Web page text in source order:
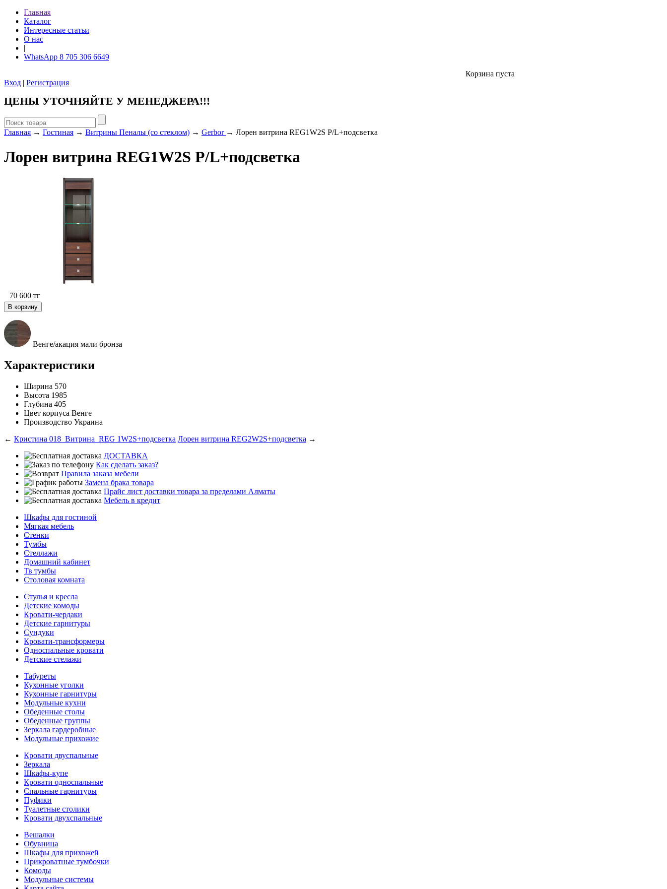
Главная
Каталог
Интересные статьи
О нас
|
WhatsApp 8 705 306 6649
Корзина пуста
Вход | Регистрация
ЦЕНЫ УТОЧНЯЙТЕ У МЕНЕДЖЕРА!!!
Главная → Гостиная → Витрины Пеналы (со стеклом) → Gerbor → Лорен витрина REG1W2S P/L+подсветка
Лорен витрина REG1W2S P/L+подсветка
70 600 тг
В корзину
Венге/акация мали бронза
Характеристики
Ширина 570
Высота 1985
Глубина 405
Цвет корпуса Венге
Производство Украина
← Кристина 018_Витрина_REG 1W2S+подсветка Лорен витрина REG2W2S+подсветка →
ДОСТАВКА
Как сделать заказ?
Правила заказа мебели
Замена брака товара
Прайс лист доставки товара за пределами Алматы
Мебель в кредит
Шкафы для гостиной
Мягкая мебель
Стенки
Тумбы
Стеллажи
Домашний кабинет
Тв тумбы
Столовая комната
Стулья и кресла
Детские комоды
Кровати-чердаки
Детские гарнитуры
Сундуки
Кровати-трансформеры
Односпальные кровати
Детские стелажи
Табуреты
Кухонные уголки
Кухонные гарнитуры
Модульные кухни
Обеденные столы
Обеденные группы
Зеркала гардеробные
Модульные прихожие
Кровати двуспальные
Зеркала
Шкафы-купе
Кровати односпальные
Спальные гарнитуры
Пуфики
Туалетные столики
Кровати двухспальные
Вешалки
Обувница
Шкафы для прихожей
Прикроватные тумбочки
Комоды
Модульные системы